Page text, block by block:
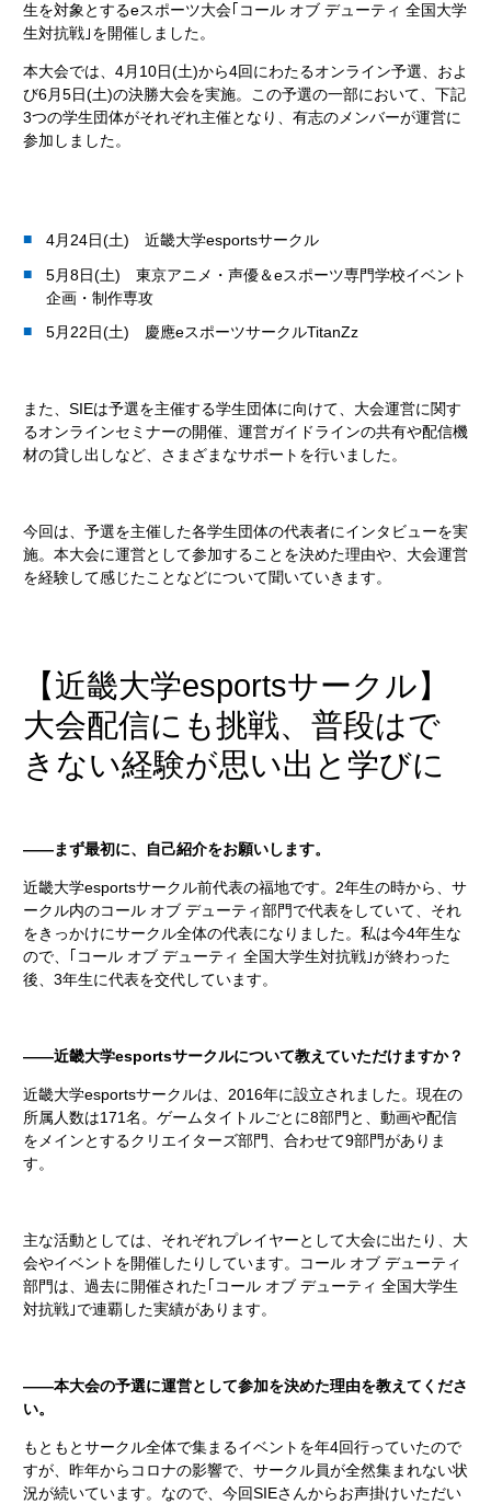
生を対象とするeスポーツ大会｢コール オブ デューティ 全国大学
生対抗戦｣を開催しました。
本大会では、4月10日(土)から4回にわたるオンライン予選、およ
び6月5日(土)の決勝大会を実施。この予選の一部において、下記
3つの学生団体がそれぞれ主催となり、有志のメンバーが運営に
参加しました。
4月24日(土) 近畿大学esportsサークル
5月8日(土) 東京アニメ・声優＆eスポーツ専門学校イベント
企画・制作専攻
5月22日(土) 慶應eスポーツサークルTitanZz
また、SIEは予選を主催する学生団体に向けて、大会運営に関す
るオンラインセミナーの開催、運営ガイドラインの共有や配信機
材の貸し出しなど、さまざまなサポートを行いました。
今回は、予選を主催した各学生団体の代表者にインタビューを実
施。本大会に運営として参加することを決めた理由や、大会運営
を経験して感じたことなどについて聞いていきます。
【近畿大学esportsサークル】
大会配信にも挑戦、普段はで
きない経験が思い出と学びに
――まず最初に、自己紹介をお願いします。
近畿大学esportsサークル前代表の福地です。2年生の時から、サ
ークル内のコール オブ デューティ部門で代表をしていて、それ
をきっかけにサークル全体の代表になりました。私は今4年生な
ので、｢コール オブ デューティ 全国大学生対抗戦｣が終わった
後、3年生に代表を交代しています。
――近畿大学esportsサークルについて教えていただけますか？
近畿大学esportsサークルは、2016年に設立されました。現在の
所属人数は171名。ゲームタイトルごとに8部門と、動画や配信
をメインとするクリエイターズ部門、合わせて9部門がありま
す。
主な活動としては、それぞれプレイヤーとして大会に出たり、大
会やイベントを開催したりしています。コール オブ デューティ
部門は、過去に開催された｢コール オブ デューティ 全国大学生
対抗戦｣で連覇した実績があります。
――本大会の予選に運営として参加を決めた理由を教えてくださ
い。
もともとサークル全体で集まるイベントを年4回行っていたので
すが、昨年からコロナの影響で、サークル員が全然集まれない状
況が続いています。なので、今回SIEさんからお声掛けいただい